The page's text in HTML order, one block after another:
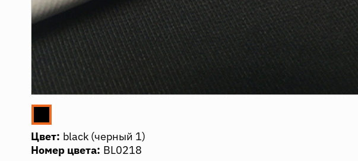
Цвет: black (черный 1)
Номер цвета: BL0218